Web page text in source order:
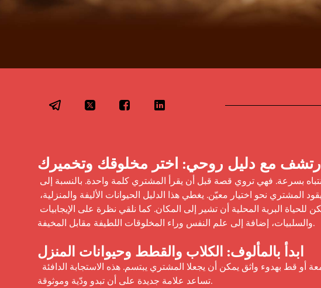
ارتشف مع دليل روحي: اختر مخلوقك وتخميرك
والسلبيات، إضافة إلى علم النفس وراء المخلوقات اللطيفة مقابل المخيفة.
ابدأ بالمألوف: الكلاب والقطط وحيوانات المنزل
تساعد علامة جديدة على أن تبدو ودّية وموثوقة.